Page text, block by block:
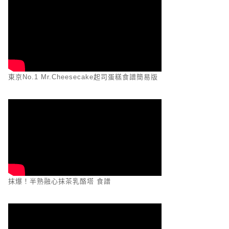
東京No.1 Mr.Cheesecake起司蛋糕食譜簡易版
抹爆！半熟融心抹茶乳酪塔 食譜